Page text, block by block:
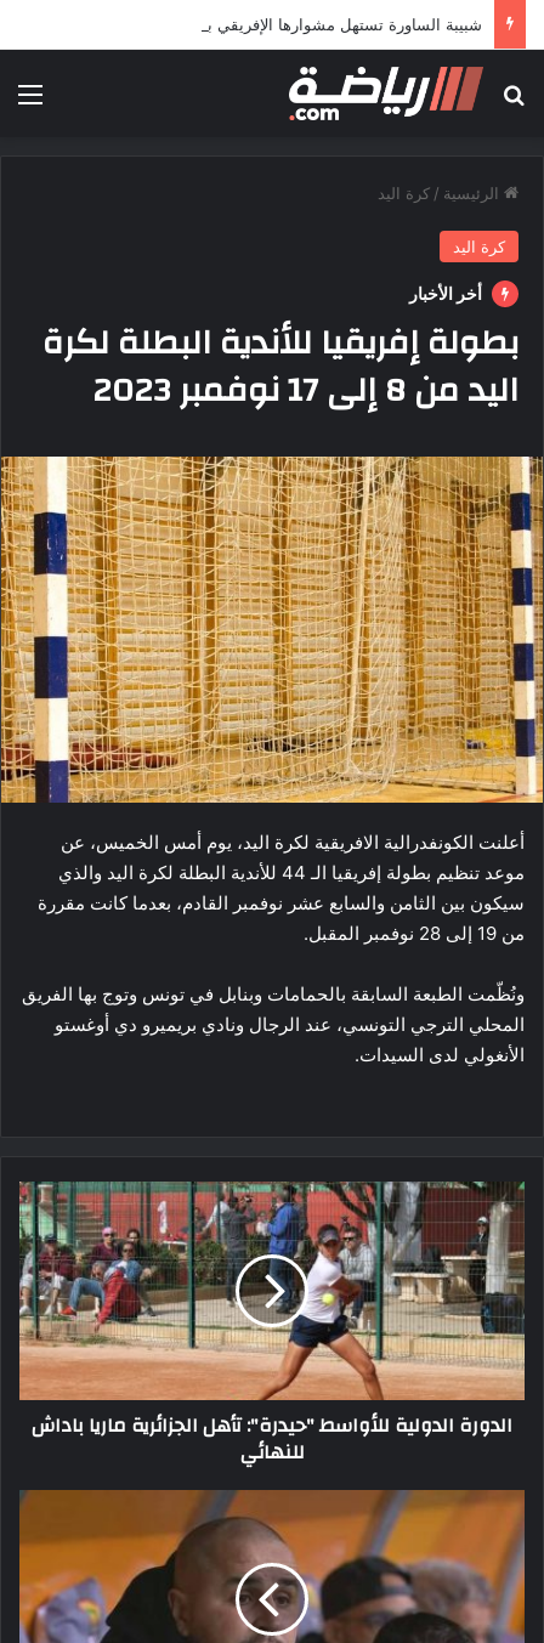
شبيبة الساورة تستهل مشوارها الإفريقي بمواجهة حافيا كوناكري
بحث عن
الرئيسية / كرة اليد
كرة اليد
أخر الأخبار
بطولة إفريقيا للأندية البطلة لكرة
اليد من 8 إلى 17 نوفمبر 2023
أعلنت الكونفدرالية الافريقية لكرة اليد، يوم أمس الخميس، عن
موعد تنظيم بطولة إفريقيا الـ 44 للأندية البطلة لكرة اليد والذي
سيكون بين الثامن والسابع عشر نوفمبر القادم، بعدما كانت مقررة
من 19 إلى 28 نوفمبر المقبل.
ونُظّمت الطبعة السابقة بالحمامات وبنابل في تونس وتوج بها الفريق
المحلي الترجي التونسي، عند الرجال ونادي بريميرو دي أوغستو
الأنغولي لدى السيدات.
الدورة
الدولية
للأواسط
"حيدرة":
تأهل
الجزائرية
ماريا
باداش
للنهائي
الدورة الدولية للأواسط "حيدرة": تأهل الجزائرية ماريا باداش
للنهائي
صالح
عبود
يفند
الشائعات
حول